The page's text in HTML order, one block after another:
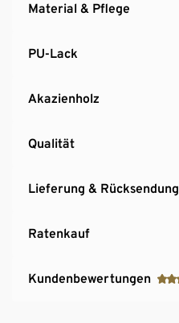
Material & Pflege
PU-Lack
Akazienholz
Qualität
Lieferung & Rücksendung
Ratenkauf
Kundenbewertungen